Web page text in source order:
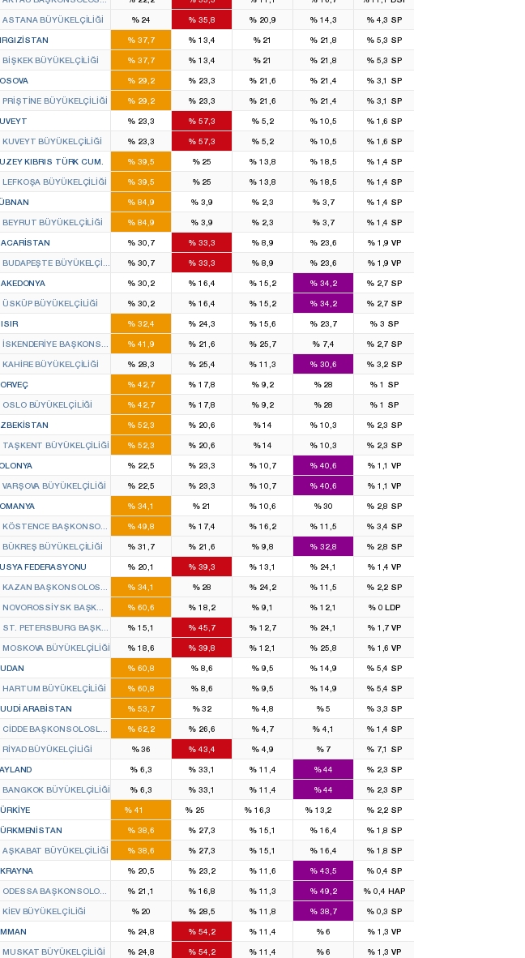
ASTANA BÜYÜKELÇILIĞI %24 % 35,8 % 20,9 % 14,3 %4,3 SP
% 37,7 % 13,4 %21 % 21,8 %5,3 SP
BIŞKEK BÜYÜKELÇILIĞI % 37,7 % 13,4 %21 % 21,8 %5,3 SP
% 29,2 % 23,3 % 21,6 % 21,4 %3,1 SP
PRIŞTINE BÜYÜKELÇILIĞI % 29,2 % 23,3 % 21,6 % 21,4 %3,1 SP
% 23,3 % 57,3 % 5,2 % 10,5 %1,6 SP
KUVEYT BÜYÜKELÇILIĞI % 23,3 % 57,3 % 5,2 % 10,5 %1,6 SP
KIBRIS TÜRK CUM. % 39,5 %25 % 13,8 % 18,5 %1,4 SP
LEFKOŞA BÜYÜKELÇILIĞI % 39,5 %25 % 13,8 % 18,5 %1,4 SP
% 84,9 % 3,9 % 2,3 % 3,7 %1,4 SP
BEYRUT BÜYÜKELÇILIĞI % 84,9 % 3,9 % 2,3 % 3,7 %1,4 SP
% 30,7 % 33,3 % 8,9 % 23,6 %1,9VP
BUDAPEŞTE BÜYÜKELÇILIĞI % 30,7 % 33,3 % 8,9 % 23,6 %1,9VP
% 30,2 % 16,4 % 15,2 % 34,2 %2,7 SP
ÜSKÜP BÜYÜKELÇILIĞI % 30,2 % 16,4 % 15,2 % 34,2 %2,7 SP
% 32,4 % 24,3 % 15,6 % 23,7 % 3 SP
İSKENDERIYE BAŞKONSOLOSLUĞU
% 41,9 % 21,6 % 25,7 % 7,4 %2,7 SP
KAHIRE BÜYÜKELÇILIĞI % 28,3 % 25,4 % 11,3 % 30,6 %3,2 SP
% 42,7 % 17,8 % 9,2 %28 % 1 SP
OSLO BÜYÜKELÇILIĞI % 42,7 % 17,8 % 9,2 %28 % 1 SP
% 52,3 % 20,6 %14 % 10,3 %2,3 SP
TAŞKENT BÜYÜKELÇILIĞI % 52,3 % 20,6 %14 % 10,3 %2,3 SP
% 22,5 % 23,3 % 10,7 % 40,6 %1,1VP
VARŞOVA BÜYÜKELÇILIĞI % 22,5 % 23,3 % 10,7 % 40,6 %1,1VP
% 34,1 %21 % 10,6 %30 %2,8 SP
KÖSTENCE BAŞKONSOLOSLUĞU
% 49,8 % 17,4 % 16,2 % 11,5 %3,4 SP
BÜKREŞ BÜYÜKELÇILIĞI % 31,7 % 21,6 % 9,8 % 32,8 %2,8 SP
FEDERASYONU % 20,1 % 39,3 % 13,1 % 24,1 %1,4VP
KAZAN BAŞKONSOLOSLUĞU % 34,1 %28 % 24,2 % 11,5 %2,2 SP
NOVOROSSIYSK BAŞKONSOLOSLUĞU
% 60,6 % 18,2 % 9,1 % 12,1 %0LDP
ST. PETERSBURG BAŞKONSOLOSLUĞU
% 15,1 % 45,7 % 12,7 % 24,1 %1,7VP
MOSKOVA BÜYÜKELÇILIĞI % 18,6 % 39,8 % 12,1 % 25,8 %1,6VP
% 60,8 % 8,6 % 9,5 % 14,9 %5,4 SP
HARTUM BÜYÜKELÇILIĞI % 60,8 % 8,6 % 9,5 % 14,9 %5,4 SP
ARABISTAN % 53,7 %32 % 4,8 %5 %3,3 SP
CIDDE BAŞKONSOLOSLUĞU % 62,2 % 26,6 % 4,7 % 4,1 %1,4 SP
RIYAD BÜYÜKELÇILIĞI %36 % 43,4 % 4,9 %7 %7,1 SP
% 6,3 % 33,1 % 11,4 %44 %2,3 SP
BANGKOK BÜYÜKELÇILIĞI % 6,3 % 33,1 % 11,4 %44 %2,3 SP
%41
258
%25
132
%16,3 %13,2 %2,2 SP
% 38,6 % 27,3 % 15,1 % 16,4 %1,8 SP
AŞKABAT BÜYÜKELÇILIĞI % 38,6 % 27,3 % 15,1 % 16,4 %1,8 SP
% 20,5 % 23,2 % 11,6 % 43,5 %0,4 SP
ODESSA BAŞKONSOLOSLUĞU% 21,1 % 16,8 % 11,3 % 49,2 % 0,4 HAP
KIEV BÜYÜKELÇILIĞI %20 % 28,5 % 11,8 % 38,7 %0,3 SP
% 24,8 % 54,2 % 11,4 %6 %1,3VP
MUSKAT BÜYÜKELÇILIĞI % 24,8 % 54,2 % 11,4 %6 %1,3VP